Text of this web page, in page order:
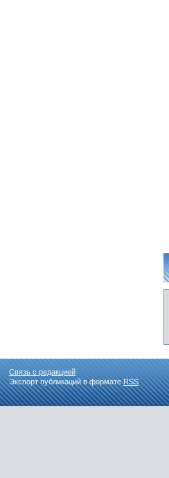
Связь с редакцией
Экспорт публикаций в форматеRSS